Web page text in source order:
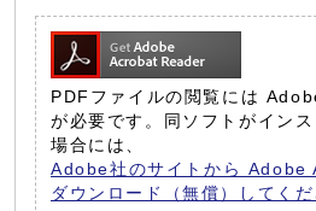
PDFファイルの閲覧には
が必要です。同ソフトがイン
場合には、
Adobe社のサイトから
ダウンロード（無償）してくだ